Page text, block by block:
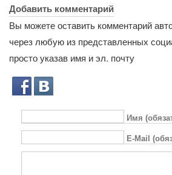
Добавить комментарий
Вы можете оставить комментарий
через любую из представленных
просто указав имя и эл. почту
Имя
E-Mail